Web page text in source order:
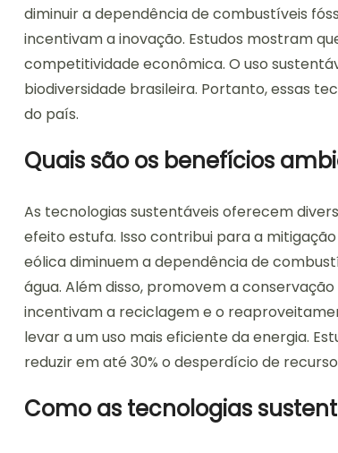
diminuir a dependência de combustíveis
incentivam a inovação. Estudos mostram
competitividade econômica. O uso
biodiversidade brasileira. Portanto, essas
do país.
Quais são os benefícios
As tecnologias sustentáveis oferecem
efeito estufa. Isso contribui para a
eólica diminuem a dependência de
água. Além disso, promovem a
incentivam a reciclagem e o
levar a um uso mais eficiente da energia.
reduzir em até 30% o desperdício de
Como as tecnologias